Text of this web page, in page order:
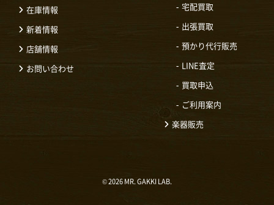
在庫情報
新着情報
店舗情報
お問い合わせ
宅配買取
出張買取
預かり代行販売
LINE査定
買取申込
ご利用案内
楽器販売
© 2026 MR. GAKKI LAB.